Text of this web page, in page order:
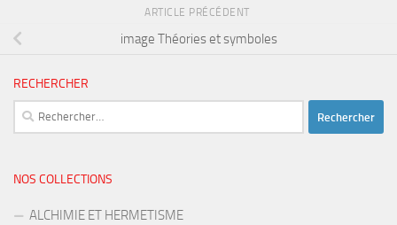
ARTICLE PRÉCÉDENT
image Théories et symboles
RECHERCHER
Rechercher :
NOS COLLECTIONS
ALCHIMIE ET HERMETISME